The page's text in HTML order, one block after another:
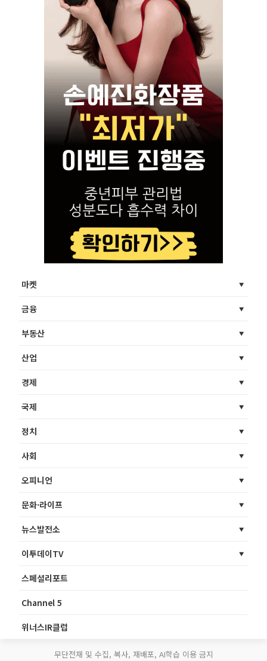
마켓
금융
부동산
산업
경제
국제
정치
사회
오피니언
문화·라이프
뉴스발전소
이투데이TV
스페셜리포트
Channel 5
위너스IR클럽
무단전재 및 수집, 복사, 재배포, AI학습 이용 금지